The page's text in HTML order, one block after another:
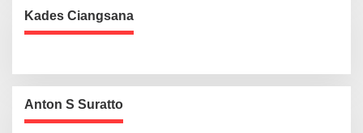
Kades Ciangsana
Anton S Suratto